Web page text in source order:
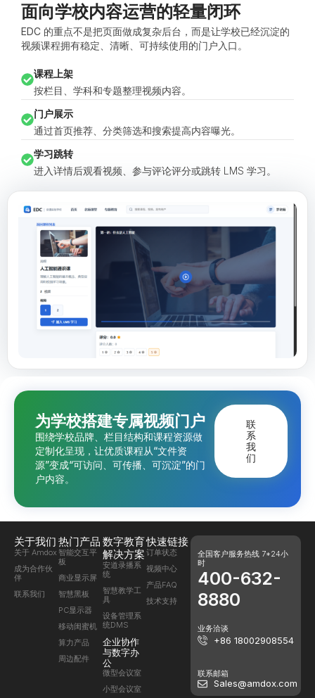
面向学校内容运营的轻量闭环
EDC 的重点不是把页面做成复杂后台，而是让学校已经沉淀的
视频课程拥有稳定、清晰、可持续使用的门户入口。
课程上架
按栏目、学科和专题整理视频内容。
门户展示
通过首页推荐、分类筛选和搜索提高内容曝光。
学习跳转
进入详情后观看视频、参与评论评分或跳转 LMS 学习。
为学校搭建专属视频门户
围绕学校品牌、栏目结构和课程资源做
定制化呈现，让优质课程从“文件资
源”变成“可访问、可传播、可沉淀”的门
户内容。
联
系
我
们
关于我们
关于 Amdox
成为合作伙
伴
联系我们
热门产品
智能交互平
板
商业显示屏
智慧黑板
PC显示器
移动闺蜜机
算力产品
周边配件
数字教育
解决方案
安道录播系
统
智慧教学工
具
设备管理系
统DMS
企业协作
与数字办
公
微型会议室
小型会议室
快速链接
订单状态
视频中心
产品FAQ
技术支持
全国客户服务热线 7*24小
时
400-632-
8880
业务洽谈
+86 18002908554
联系邮箱
Sales@amdox.com